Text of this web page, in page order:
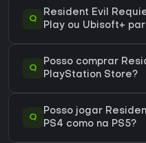
Q
Resident Evil
Play ou Ubisoft+
Q
Posso comprar
PlayStation Store?
Q
Posso jogar
PS4 como na PS5?